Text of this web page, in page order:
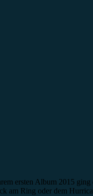
ersten Album 2015
am Ring oder dem